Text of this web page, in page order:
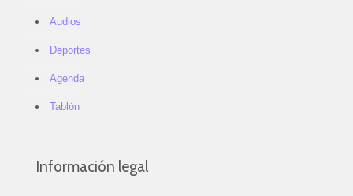
Audios
Deportes
Agenda
Tablón
Información legal